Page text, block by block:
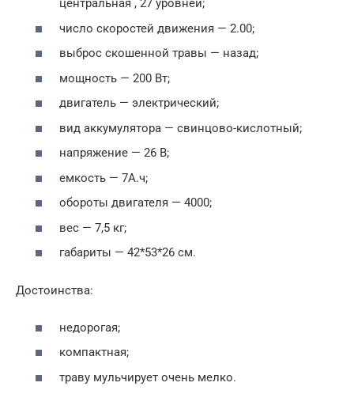
центральная , 27 уровней;
число скоростей движения — 2.00;
выброс скошенной травы — назад;
мощность — 200 Вт;
двигатель — электрический;
вид аккумулятора — свинцово-кислотный;
напряжение — 26 В;
емкость — 7А.ч;
обороты двигателя — 4000;
вес — 7,5 кг;
габариты — 42*53*26 см.
Достоинства:
недорогая;
компактная;
траву мульчирует очень мелко.